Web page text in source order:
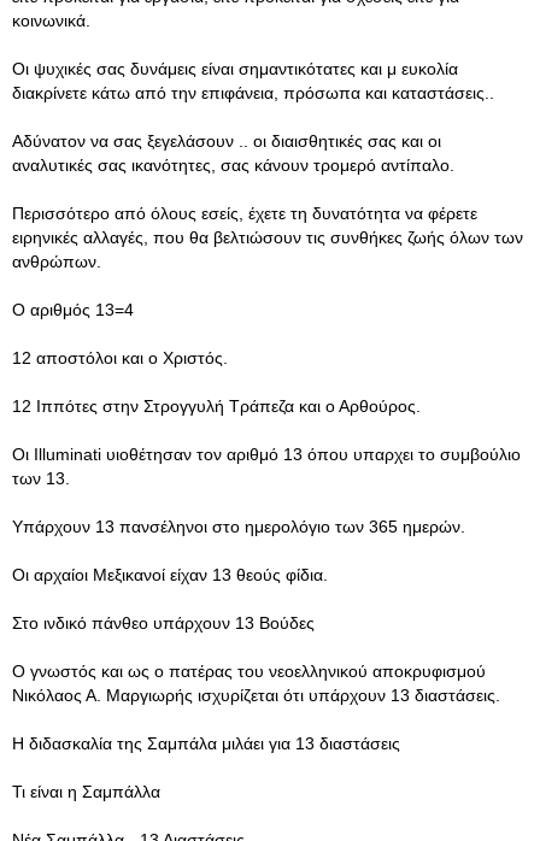
κοινωνικά.
Οι ψυχικές σας δυνάμεις είναι σημαντικότατες και μ ευκολία
διακρίνετε κάτω από την επιφάνεια, πρόσωπα και καταστάσεις..
Αδύνατον να σας ξεγελάσουν .. οι διαισθητικές σας και οι
αναλυτικές σας ικανότητες, σας κάνουν τρομερό αντίπαλο.
Περισσότερο από όλους εσείς, έχετε τη δυνατότητα να φέρετε
ειρηνικές αλλαγές, που θα βελτιώσουν τις συνθήκες ζωής όλων των
ανθρώπων.
Ο αριθμός 13=4
12 αποστόλοι και ο Χριστός.
12 Ιππότες στην Στρογγυλή Τράπεζα και ο Αρθούρος.
Οι Illuminati υιοθέτησαν τον αριθμό 13 όπου υπαρχει το συμβούλιο
των 13.
Υπάρχουν 13 πανσέληνοι στο ημερολόγιο των 365 ημερών.
Οι αρχαίοι Μεξικανοί είχαν 13 θεούς φίδια.
Στο ινδικό πάνθεο υπάρχουν 13 Βούδες
Ο γνωστός και ως ο πατέρας του νεοελληνικού αποκρυφισμού
Νικόλαος Α. Μαργιωρής ισχυρίζεται ότι υπάρχουν 13 διαστάσεις.
Η διδασκαλία της Σαμπάλα μιλάει για 13 διαστάσεις
Τι είναι η Σαμπάλλα